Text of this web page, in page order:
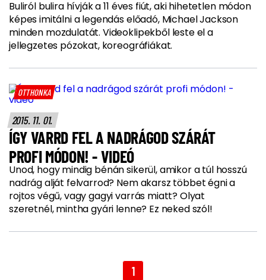
Buliról bulira hívják a 11 éves fiút, aki hihetetlen módon
képes imitálni a legendás előadó, Michael Jackson
minden mozdulatát. Videoklipekből leste el a
jellegzetes pózokat, koreográfiákat.
OTTHONKA
2015. 11. 01.
ÍGY VARRD FEL A NADRÁGOD SZÁRÁT
PROFI MÓDON! - VIDEÓ
Unod, hogy mindig bénán sikerül, amikor a túl hosszú
nadrág alját felvarrod? Nem akarsz többet égni a
rojtos végű, vagy gagyi varrás miatt? Olyat
szeretnél, mintha gyári lenne? Ez neked szól!
1